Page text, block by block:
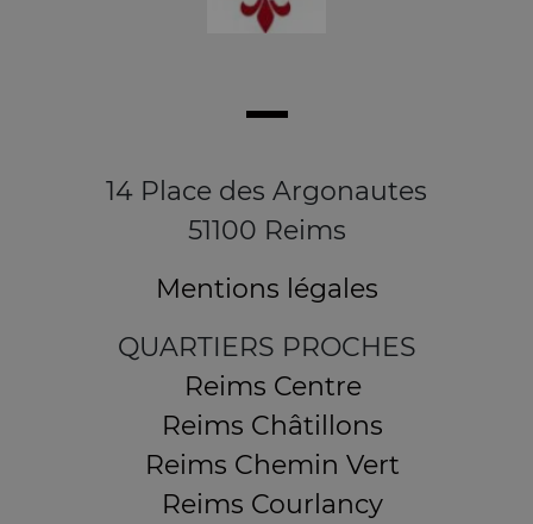
14 Place des Argonautes
51100 Reims
Mentions légales
QUARTIERS PROCHES
Reims Centre
Reims Châtillons
Reims Chemin Vert
Reims Courlancy